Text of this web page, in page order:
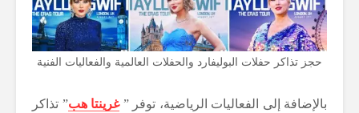
حجز تذاكر حفلات البوليفارد والحفلات العالمية والفعاليات الفنية
بالإضافة إلى الفعاليات الرياضية، توفر ”غرينتا هب” تذاكر